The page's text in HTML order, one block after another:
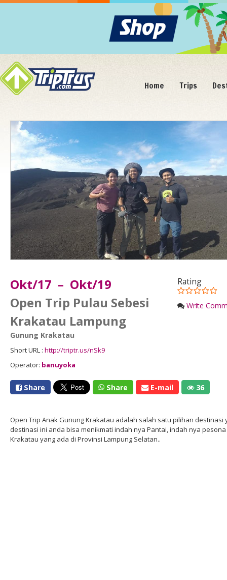
Home Trips
Rating
Write
Okt/17 – Okt/19
Open Trip Pulau Sebesi
Krakatau Lampung
Gunung Krakatau
Short URL : http://triptr.us/nSk9
Operator: banuyoka
Share Share E-mail 36
Open Trip Anak Gunung Krakatau adalah salah satu pilihan
destinasi ini anda bisa menikmati indah nya Pantai, indah nya
Krakatau yang ada di Provinsi Lampung Selatan..